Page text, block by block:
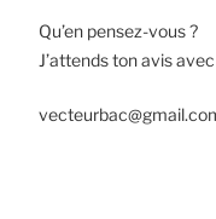
Qu’en pensez-vous ?
J’attends ton avis